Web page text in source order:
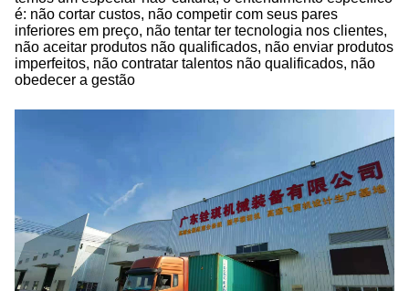
é: não cortar custos, não competir com seus pares
inferiores em preço, não tentar ter tecnologia nos clientes,
não aceitar produtos não qualificados, não enviar produtos
imperfeitos, não contratar talentos não qualificados, não
obedecer a gestão